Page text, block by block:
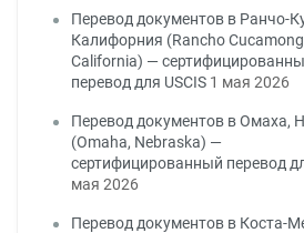
Перевод документов в Ранчо-
Калифорния (Rancho
California) —
перевод для USCIS 1 мая 2026
Перевод документов в Омаха,
(Omaha, Nebraska) —
сертифицированный перевод
мая 2026
Перевод документов в Коста-